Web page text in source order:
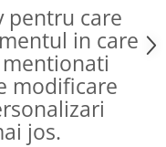
pentru care
in care
modificare
jos.